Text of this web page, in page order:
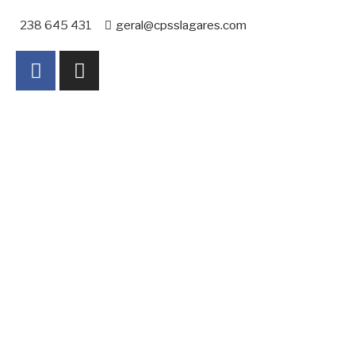
238 645 431 geral@cpsslagares.com